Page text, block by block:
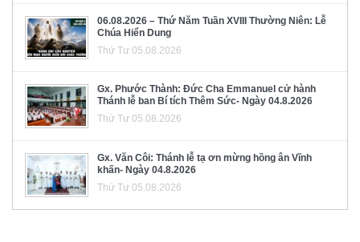
06.08.2026 – Thứ Năm Tuần XVIII Thường Niên: Lễ
Chúa Hiển Dung
Thứ Tư 05.08.2026
Gx. Phước Thành: Đức Cha Emmanuel cử hành
Thánh lễ ban Bí tích Thêm Sức- Ngày 04.8.2026
Thứ Tư 05.08.2026
Gx. Văn Côi: Thánh lễ tạ ơn mừng hồng ân Vĩnh
khấn- Ngày 04.8.2026
Thứ Tư 05.08.2026